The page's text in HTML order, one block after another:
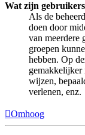
Wat zijn
Als de
doen door
van meerdere
groepen
hebben. Op
gemakkelijker
wijzen,
verlenen, enz.
Omhoog